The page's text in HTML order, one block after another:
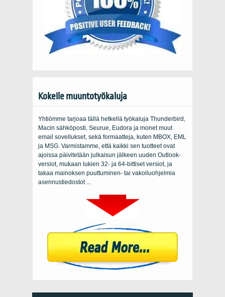
Kokeile muuntotyökaluja
Yhtiömme tarjoaa tällä hetkellä työkaluja Thunderbird,
Macin sähköposti, Seurue, Eudora ja monet muut
email sovellukset, sekä formaatteja, kuten MBOX, EML
ja MSG. Varmistamme, että kaikki sen tuotteet ovat
ajoissa päivitetään julkaisun jälkeen uuden Outlook-
versiot, mukaan lukien 32- ja 64-bittiset versiot, ja
takaa mainoksen puuttuminen- tai vakoiluohjelmia
asennustiedostot ...